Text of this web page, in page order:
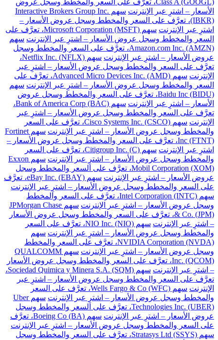
Class A (GOOGL)، تعرَّف على السعر والمخطط وسجل عروض
الأسعار – اشترِ عبر الإنترنت
سهم Interactive Brokers Group Inc.
(IBKR)، تعرَّف على السعر والمخطط وسجل عروض الأسعار –
اشترِ عبر الإنترنت
سهم Microsoft Corporation (MSFT)، تعرَّف على
السعر والمخطط وسجل عروض الأسعار – اشترِ عبر الإنترنت سهم
Amazon.com Inc. (AMZN)، تعرَّف على السعر والمخطط وسجل
عروض الأسعار – اشترِ عبر الإنترنت
سهم Netflix Inc. (NFLX)،
تعرَّف على السعر والمخطط وسجل عروض الأسعار – اشترِ عبر
الإنترنت
سهم Advanced Micro Devices Inc. (AMD)، تعرَّف على
السعر والمخطط وسجل عروض الأسعار – اشترِ عبر الإنترنت سهم
Baidu Inc (BIDU)، تعرَّف على السعر والمخطط وسجل عروض
الأسعار – اشترِ عبر الإنترنت
سهم Bank of America Corp (BAC)،
تعرَّف على السعر والمخطط وسجل عروض الأسعار – اشترِ عبر
الإنترنت
سهم Cisco Systems Inc. (CSCO)، تعرَّف على السعر
والمخطط وسجل عروض الأسعار – اشترِ عبر الإنترنت
سهم Fortinet
Inc (FTNT)، تعرَّف على السعر والمخطط وسجل عروض الأسعار –
اشترِ عبر الإنترنت
سهم Citigroup Inc. (C)، تعرَّف على السعر
والمخطط وسجل عروض الأسعار – اشترِ عبر الإنترنت
سهم Exxon
Mobil Corporation (XOM)، تعرَّف على السعر والمخطط وسجل
عروض الأسعار – اشترِ عبر الإنترنت
سهم eBay Inc. (EBAY)، تعرَّف
على السعر والمخطط وسجل عروض الأسعار – اشترِ عبر الإنترنت
سهم Intel Corporation (INTC)، تعرَّف على السعر والمخطط
وسجل عروض الأسعار – اشترِ عبر الإنترنت
سهم JPMorgan Chase
& Co. (JPM)، تعرَّف على السعر والمخطط وسجل عروض الأسعار
– اشترِ عبر الإنترنت
سهم NIO Inc. (NIO)، تعرَّف على السعر
والمخطط وسجل عروض الأسعار – اشترِ عبر الإنترنت سهم
NVIDIA Corporation (NVDA)، تعرَّف على السعر والمخطط
وسجل عروض الأسعار – اشترِ عبر الإنترنت
سهم QUALCOMM
Inc. (QCOM)، تعرَّف على السعر والمخطط وسجل عروض الأسعار
– اشترِ عبر الإنترنت
سهم Sociedad Quimica y Minera S.A. (SQM)،
تعرَّف على السعر والمخطط وسجل عروض الأسعار – اشترِ عبر
الإنترنت
سهم Wells Fargo & Co (WFC)، تعرَّف على السعر
والمخطط وسجل عروض الأسعار – اشترِ عبر الإنترنت
سهم Uber
Technologies Inc. (UBER)، تعرَّف على السعر والمخطط وسجل
عروض الأسعار – اشترِ عبر الإنترنت
سهم Boeing Co (BA)، تعرَّف
على السعر والمخطط وسجل عروض الأسعار – اشترِ عبر الإنترنت
سهم Stratasys Ltd (SSYS)، تعرَّف على السعر والمخطط وسجل